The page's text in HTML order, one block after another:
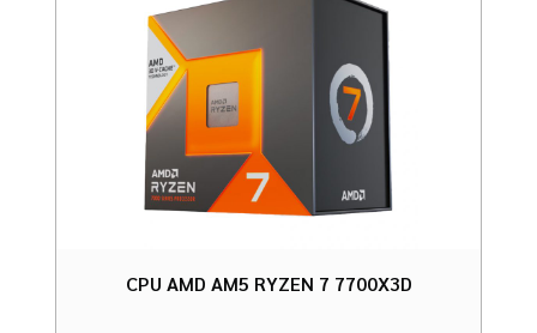
CPU AMD AM5 RYZEN 7 7700X3D